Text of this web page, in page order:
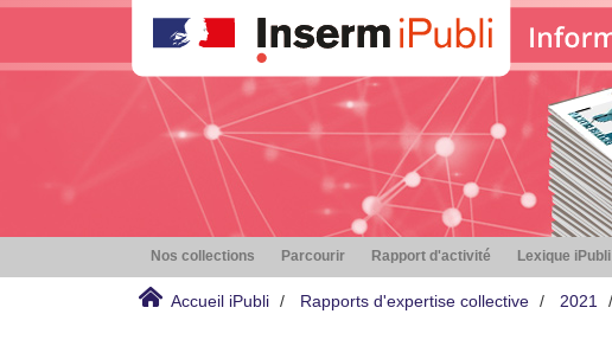
Nos collections Parcourir Rapport d'activité Lexique iPubli
Accueil iPubli Rapports d'expertise collective 2021